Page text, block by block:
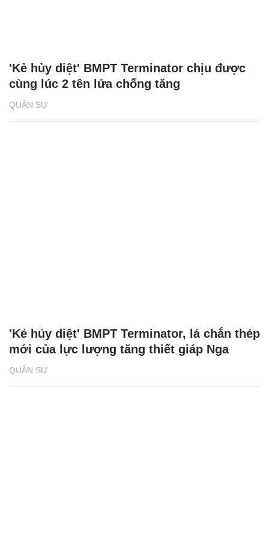
QUÂN SỰ
'Kẻ hủy diệt' BMPT Terminator chịu được
cùng lúc 2 tên lửa chống tăng
QUÂN SỰ
'Kẻ hủy diệt' BMPT Terminator, lá chắn thép
mới của lực lượng tăng thiết giáp Nga